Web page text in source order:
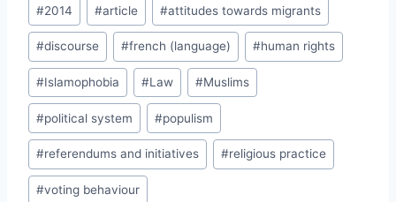
Tags:
#2014 #article #attitudes towards migrants
#discourse #french (language) #human rights
#Islamophobia #Law #Muslims
#political system #populism
#referendums and initiatives #religious practice
#voting behaviour